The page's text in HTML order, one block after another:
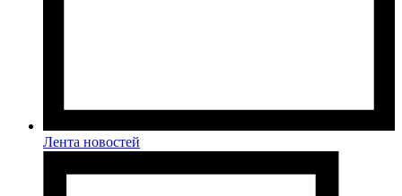
Лента новостей